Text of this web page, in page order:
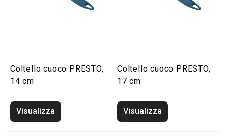
Coltello cuoco PRESTO,
14 cm
Visualizza
Coltello cuoco PRESTO,
17 cm
Visualizza